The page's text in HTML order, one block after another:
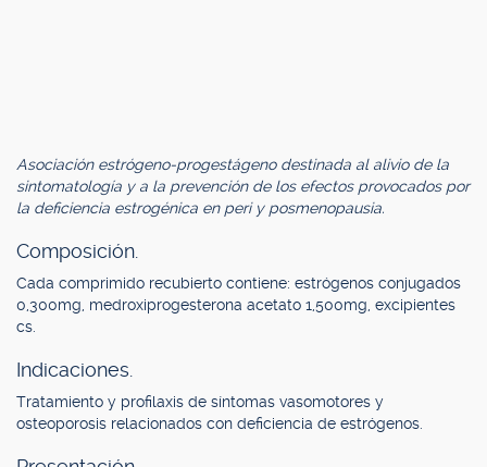
Asociación estrógeno-progestágeno destinada al alivio de la
sintomatología y a la prevención de los efectos provocados por
la deficiencia estrogénica en peri y posmenopausia.
Composición.
Cada comprimido recubierto contiene: estrógenos conjugados
0,300mg, medroxiprogesterona acetato 1,500mg, excipientes
cs.
Indicaciones.
Tratamiento y profilaxis de síntomas vasomotores y
osteoporosis relacionados con deficiencia de estrógenos.